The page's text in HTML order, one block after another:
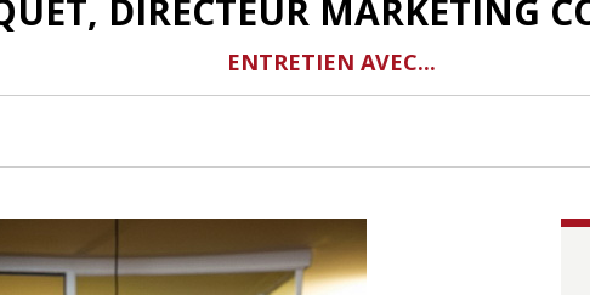
DIRECTEUR MARKETING
ENTRETIEN AVEC...